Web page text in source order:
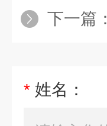
下一篇：
* 姓名：